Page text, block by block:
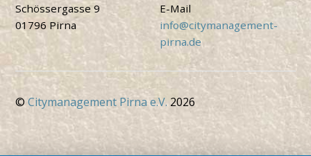
Schössergasse 9
01796 Pirna
E-Mail
info@citymanagement-
pirna.de
©Citymanagement Pirna e.V. 2026